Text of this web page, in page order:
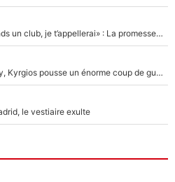
Mercato - OM - «Dès que je prends un club, je t’appellerai» : La promesse de Marcelino au moment de claquer la porte
Victime de racisme contre Murray, Kyrgios pousse un énorme coup de gueule !
le vestiaire exulte